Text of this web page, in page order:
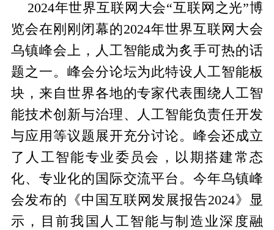
2024年世界互联网大会“互联网之光”博
览会在刚刚闭幕的2024年世界互联网大会
乌镇峰会上，人工智能成为炙手可热的话
题之一。峰会分论坛为此特设人工智能板
块，来自世界各地的专家代表围绕人工智
能技术创新与治理、人工智能负责任开发
与应用等议题展开充分讨论。峰会还成立
了人工智能专业委员会，以期搭建常态
化、专业化的国际交流平台。今年乌镇峰
会发布的《中国互联网发展报告2024》显
示，目前我国人工智能与制造业深度融